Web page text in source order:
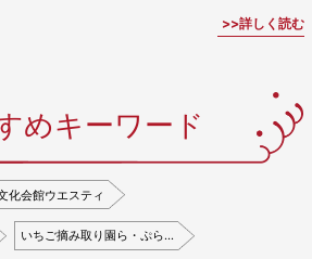
詳しく読む
めキーワード
化会館ウエスティ
いちご摘み取り園ら・ぷら…